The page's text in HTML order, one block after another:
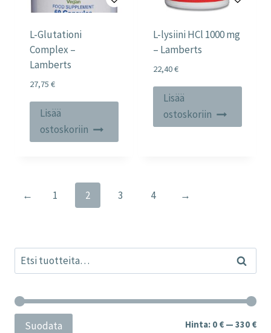
L-Glutationi
Complex –
Lamberts
27,75 €
Lisää
ostoskoriin
L-lysiini HCl 1000 mg
– Lamberts
22,40€
Lisää
ostoskoriin
← 1 2 3 4 →
Etsi: Haku
Suodata Hinta: 0 € — 330 €